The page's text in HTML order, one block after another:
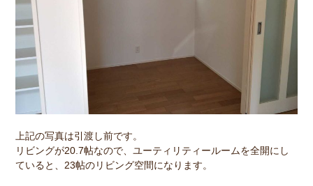
上記の写真は引渡し前です。
リビングが20.7帖なので、ユーティリティールームを全開にし
ていると、23帖のリビング空間になります。